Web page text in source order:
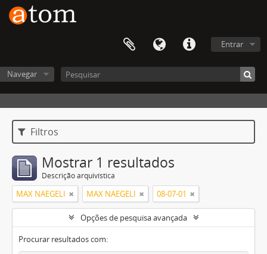
Entrar
Navegar
Filtros
Mostrar 1 resultados
Descrição arquivística
MAX NAEGELI MAX NAEGELI 08-07-01
Opções de pesquisa avançada
Procurar resultados com: